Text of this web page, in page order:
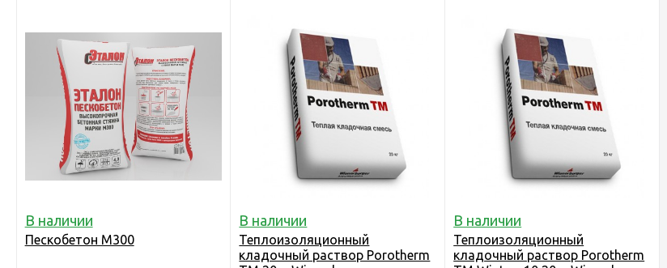
В наличии
Пескобетон М300
В наличии
Теплоизоляционный
кладочный раствор Porotherm
В наличии
Теплоизоляционный
кладочный раствор Porotherm